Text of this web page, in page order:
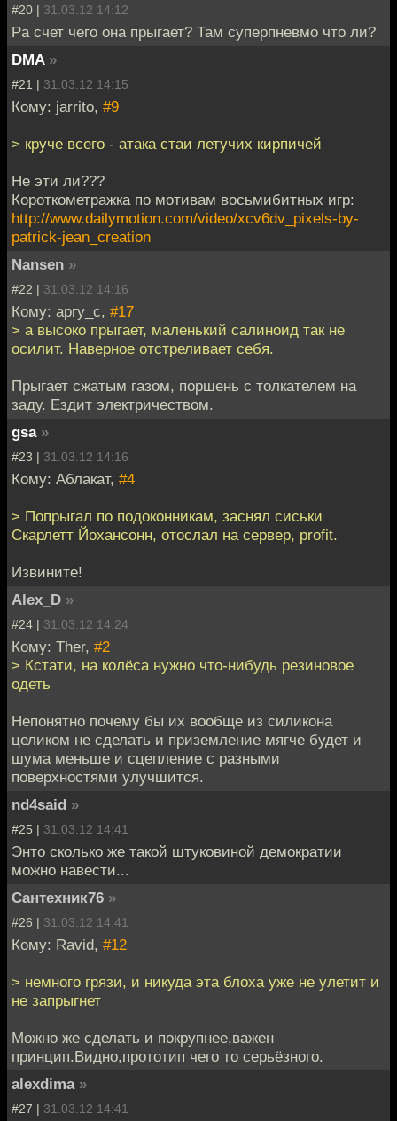
#20 | 31.03.12 14:12
Pа счет чего она прыгает? Там суперпневмо что ли?
DMA »
#21 | 31.03.12 14:15
Кому: jarrito, #9
> круче всего - атака стаи летучих кирпичей
Не эти ли???
Короткометражка по мотивам восьмибитных игр:
http://www.dailymotion.com/video/xcv6dv_pixels-by-
patrick-jean_creation
Nansen »
#22 | 31.03.12 14:16
Кому: аргу_с, #17
> а высоко прыгает, маленький салиноид так не
осилит. Наверное отстреливает себя.
Прыгает сжатым газом, поршень с толкателем на
заду. Ездит электричеством.
gsa »
#23 | 31.03.12 14:16
Кому: Аблакат, #4
> Попрыгал по подоконникам, заснял сиськи
Скарлетт Йохансонн, отослал на сервер, profit.
Извините!
Alex_D »
#24 | 31.03.12 14:24
Кому: Ther, #2
> Кстати, на колёса нужно что-нибудь резиновое
одеть
Непонятно почему бы их вообще из силикона
целиком не сделать и приземление мягче будет и
шума меньше и сцепление с разными
поверхностями улучшится.
nd4said »
#25 | 31.03.12 14:41
Энто сколько же такой штуковиной демократии
можно навести...
Сантехник76 »
#26 | 31.03.12 14:41
Кому: Ravid, #12
> немного грязи, и никуда эта блоха уже не улетит и
не запрыгнет
Можно же сделать и покрупнее,важен
принцип.Видно,прототип чего то серьёзного.
alexdima »
#27 | 31.03.12 14:41